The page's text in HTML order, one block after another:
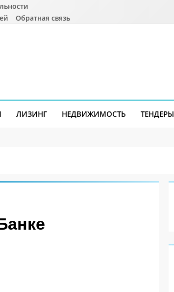
Обратная связь
ЛИЗИНГ НЕДВИЖИМОСТЬ ТЕНДЕРЫ